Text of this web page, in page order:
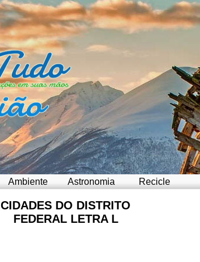
Ambiente Astronomia Recicle
CIDADES DO DISTRITO
FEDERAL LETRA L